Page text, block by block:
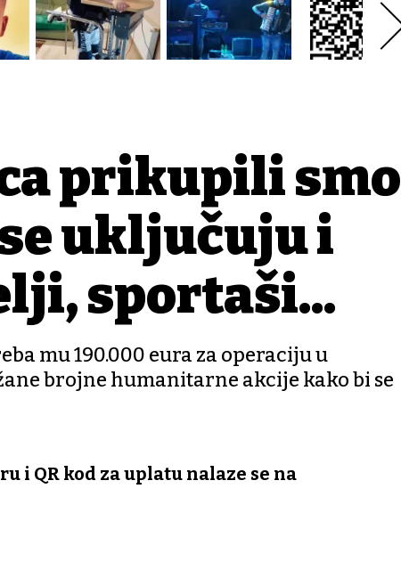
prikupili smo
uključuju i
sportaši...
mu 190.000 eura za operaciju u
brojne humanitarne akcije kako bi se
i QR kod za uplatu nalaze se na